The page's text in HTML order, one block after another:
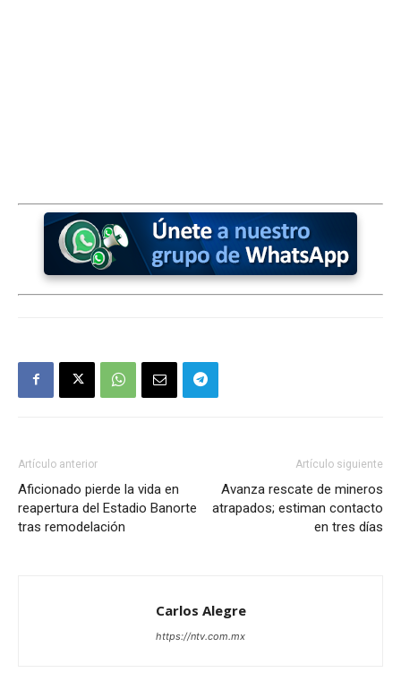
Artículo anterior
Aficionado pierde la vida en
reapertura del Estadio Banorte
tras remodelación
Artículo siguiente
Avanza rescate de mineros
atrapados; estiman contacto
en tres días
Carlos Alegre
https://ntv.com.mx